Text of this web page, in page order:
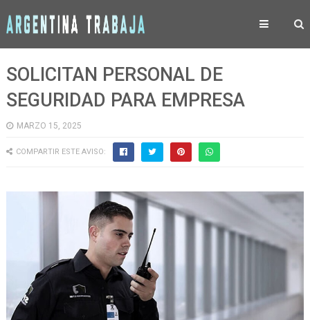
SOLICITAN PERSONAL DE
SEGURIDAD PARA EMPRESA
MARZO 15, 2025
COMPARTIR ESTE AVISO: